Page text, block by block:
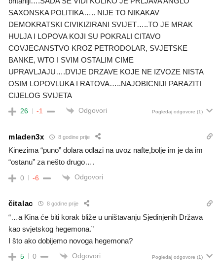
SAXONSKA POLITIKA….. NIJE TO NIKAKAV
DEMOKRATSKI CIVIKIZIRANI SVIJET…..TO JE MRAK
HULJA I LOPOVA KOJI SU POKRALI CITAVO
COVJECANSTVO KROZ PETRODOLAR, SVJETSKE
BANKE, WTO I SVIM OSTALIM CIME
UPRAVLJAJU….DVIJE DRZAVE KOJE NE IZVOZE NISTA
OSIM LOPOVLUKA I RATOVA…..NAJOBICNIJI PARAZITI
CIJELOG SVIJETA
26 -1 Odgovori Pogledaj odgovore (1)
mladen3x 8 godine prije
Kinezima “puno” dolara odlazi na uvoz nafte,bolje im je da im
“ostanu” za nešto drugo….
0 -6 Odgovori
čitalac 8 godine prije
“…a Kina će biti korak bliže u uništavanju Sjedinjenih Država
kao svjetskog hegemona.”
I što ako dobijemo novoga hegemona?
5 0 Odgovori Pogledaj odgovore (1)